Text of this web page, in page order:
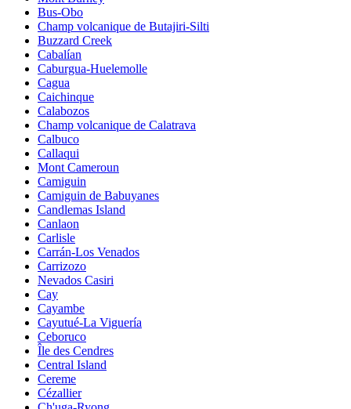
Bus-Obo
Champ volcanique de Butajiri-Silti
Buzzard Creek
Cabalían
Caburgua-Huelemolle
Cagua
Caichinque
Calabozos
Champ volcanique de Calatrava
Calbuco
Callaqui
Mont Cameroun
Camiguin
Camiguin de Babuyanes
Candlemas Island
Canlaon
Carlisle
Carrán-Los Venados
Carrizozo
Nevados Casiri
Cay
Cayambe
Cayutué-La Viguería
Ceboruco
Île des Cendres
Central Island
Cereme
Cézallier